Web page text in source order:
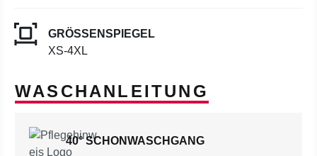
GRÖSSENSPIEGEL
XS-4XL
WASCHANLEITUNG
40° SCHONWASCHGANG